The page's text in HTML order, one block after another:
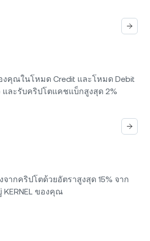
งคุณในโหมด Credit และโหมด Debit
และรับคริปโตแคชแบ็กสูงสุด 2%
ากคริปโตด้วยอัตราสูงสุด 15% จาก
ของคุณ